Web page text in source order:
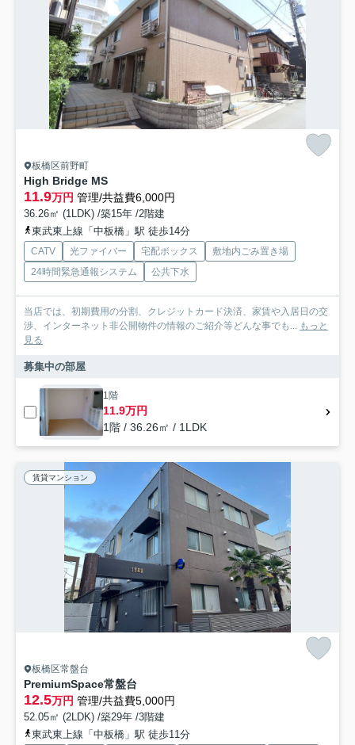
板橋区前野町
High Bridge MS
11.9万円 管理/共益費6,000円
36.26㎡ (1LDK) /築15年 /2階建
東武東上線「中板橋」駅 徒歩14分
CATV 光ファイバー 宅配ボックス
敷地内ごみ置き場
24時間緊急通報システム
公共下水
当店では、初期費用の分割、クレジットカード決済、家賃や入居日の交
渉、インターネット非公開物件の情報のご紹介等どんな事でも... もっと
見る
募集中の部屋
1階
11.9万円
1階 / 36.26㎡ / 1LDK
賃貸マンション
板橋区常盤台
PremiumSpace常盤台
12.5万円 管理/共益費5,000円
52.05㎡ (2LDK) /築29年 /3階建
東武東上線「中板橋」駅 徒歩11分